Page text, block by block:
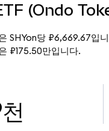
(Ondo
SHYon당 ₽6,669.67입
₽175.50만입니다.